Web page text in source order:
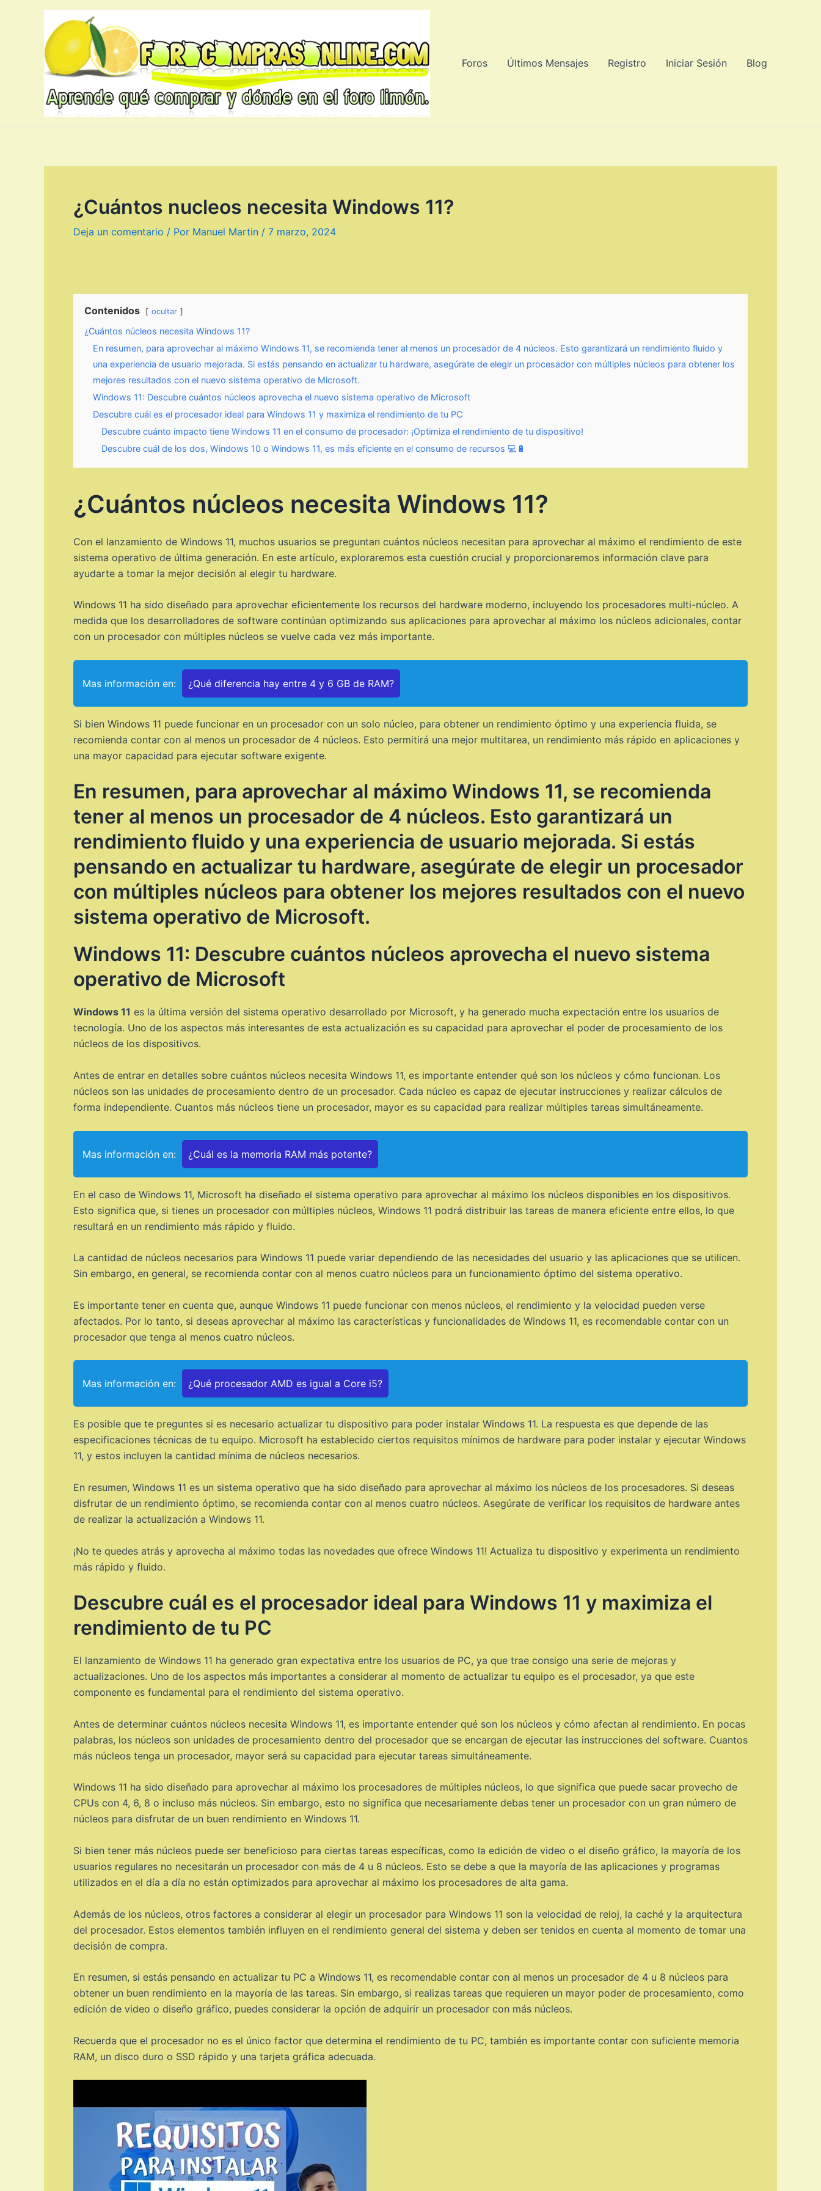
Foros
Últimos Mensajes Registro Iniciar Sesión Blog
¿Cuántos nucleos necesita Windows 11?
Deja un comentario / Por Manuel Martin / 7 marzo, 2024
Contenidos ocultar
¿Cuántos núcleos necesita Windows 11?
En resumen, para aprovechar al máximo Windows 11, se recomienda tener al menos un procesador de 4 núcleos. Esto garantizará un rendimiento fluido y
una experiencia de usuario mejorada. Si estás pensando en actualizar tu hardware, asegúrate de elegir un procesador con múltiples núcleos para obtener los
mejores resultados con el nuevo sistema operativo de Microsoft.
Windows 11: Descubre cuántos núcleos aprovecha el nuevo sistema operativo de Microsoft
Descubre cuál es el procesador ideal para Windows 11 y maximiza el rendimiento de tu PC
Descubre cuánto impacto tiene Windows 11 en el consumo de procesador: ¡Optimiza el rendimiento de tu dispositivo!
Descubre cuál de los dos, Windows 10 o Windows 11, es más eficiente en el consumo de recursos 💻🔋
¿Cuántos núcleos necesita Windows 11?
Con el lanzamiento de Windows 11, muchos usuarios se preguntan cuántos núcleos necesitan para aprovechar al máximo el rendimiento de este
sistema operativo de última generación. En este artículo, exploraremos esta cuestión crucial y proporcionaremos información clave para
ayudarte a tomar la mejor decisión al elegir tu hardware.
Windows 11 ha sido diseñado para aprovechar eficientemente los recursos del hardware moderno, incluyendo los procesadores multi-núcleo. A
medida que los desarrolladores de software continúan optimizando sus aplicaciones para aprovechar al máximo los núcleos adicionales, contar
con un procesador con múltiples núcleos se vuelve cada vez más importante.
Mas información en: ¿Qué diferencia hay entre 4 y 6 GB de RAM?
Si bien Windows 11 puede funcionar en un procesador con un solo núcleo, para obtener un rendimiento óptimo y una experiencia fluida, se
recomienda contar con al menos un procesador de 4 núcleos. Esto permitirá una mejor multitarea, un rendimiento más rápido en aplicaciones y
una mayor capacidad para ejecutar software exigente.
En resumen, para aprovechar al máximo Windows 11, se recomienda
tener al menos un procesador de 4 núcleos. Esto garantizará un
rendimiento fluido y una experiencia de usuario mejorada. Si estás
pensando en actualizar tu hardware, asegúrate de elegir un procesador
con múltiples núcleos para obtener los mejores resultados con el nuevo
sistema operativo de Microsoft.
Windows 11: Descubre cuántos núcleos aprovecha el nuevo sistema
operativo de Microsoft
Windows 11 es la última versión del sistema operativo desarrollado por Microsoft, y ha generado mucha expectación entre los usuarios de
tecnología. Uno de los aspectos más interesantes de esta actualización es su capacidad para aprovechar el poder de procesamiento de los
núcleos de los dispositivos.
Antes de entrar en detalles sobre cuántos núcleos necesita Windows 11, es importante entender qué son los núcleos y cómo funcionan. Los
núcleos son las unidades de procesamiento dentro de un procesador. Cada núcleo es capaz de ejecutar instrucciones y realizar cálculos de
forma independiente. Cuantos más núcleos tiene un procesador, mayor es su capacidad para realizar múltiples tareas simultáneamente.
Mas información en: ¿Cuál es la memoria RAM más potente?
En el caso de Windows 11, Microsoft ha diseñado el sistema operativo para aprovechar al máximo los núcleos disponibles en los dispositivos.
Esto significa que, si tienes un procesador con múltiples núcleos, Windows 11 podrá distribuir las tareas de manera eficiente entre ellos, lo que
resultará en un rendimiento más rápido y fluido.
La cantidad de núcleos necesarios para Windows 11 puede variar dependiendo de las necesidades del usuario y las aplicaciones que se utilicen.
Sin embargo, en general, se recomienda contar con al menos cuatro núcleos para un funcionamiento óptimo del sistema operativo.
Es importante tener en cuenta que, aunque Windows 11 puede funcionar con menos núcleos, el rendimiento y la velocidad pueden verse
afectados. Por lo tanto, si deseas aprovechar al máximo las características y funcionalidades de Windows 11, es recomendable contar con un
procesador que tenga al menos cuatro núcleos.
Mas información en: ¿Qué procesador AMD es igual a Core i5?
Es posible que te preguntes si es necesario actualizar tu dispositivo para poder instalar Windows 11. La respuesta es que depende de las
especificaciones técnicas de tu equipo. Microsoft ha establecido ciertos requisitos mínimos de hardware para poder instalar y ejecutar Windows
11, y estos incluyen la cantidad mínima de núcleos necesarios.
En resumen, Windows 11 es un sistema operativo que ha sido diseñado para aprovechar al máximo los núcleos de los procesadores. Si deseas
disfrutar de un rendimiento óptimo, se recomienda contar con al menos cuatro núcleos. Asegúrate de verificar los requisitos de hardware antes
de realizar la actualización a Windows 11.
¡No te quedes atrás y aprovecha al máximo todas las novedades que ofrece Windows 11! Actualiza tu dispositivo y experimenta un rendimiento
más rápido y fluido.
Descubre cuál es el procesador ideal para Windows 11 y maximiza el
rendimiento de tu PC
El lanzamiento de Windows 11 ha generado gran expectativa entre los usuarios de PC, ya que trae consigo una serie de mejoras y
actualizaciones. Uno de los aspectos más importantes a considerar al momento de actualizar tu equipo es el procesador, ya que este
componente es fundamental para el rendimiento del sistema operativo.
Antes de determinar cuántos núcleos necesita Windows 11, es importante entender qué son los núcleos y cómo afectan al rendimiento. En pocas
palabras, los núcleos son unidades de procesamiento dentro del procesador que se encargan de ejecutar las instrucciones del software. Cuantos
más núcleos tenga un procesador, mayor será su capacidad para ejecutar tareas simultáneamente.
Windows 11 ha sido diseñado para aprovechar al máximo los procesadores de múltiples núcleos, lo que significa que puede sacar provecho de
CPUs con 4, 6, 8 o incluso más núcleos. Sin embargo, esto no significa que necesariamente debas tener un procesador con un gran número de
núcleos para disfrutar de un buen rendimiento en Windows 11.
Si bien tener más núcleos puede ser beneficioso para ciertas tareas específicas, como la edición de video o el diseño gráfico, la mayoría de los
usuarios regulares no necesitarán un procesador con más de 4 u 8 núcleos. Esto se debe a que la mayoría de las aplicaciones y programas
utilizados en el día a día no están optimizados para aprovechar al máximo los procesadores de alta gama.
Además de los núcleos, otros factores a considerar al elegir un procesador para Windows 11 son la velocidad de reloj, la caché y la arquitectura
del procesador. Estos elementos también influyen en el rendimiento general del sistema y deben ser tenidos en cuenta al momento de tomar una
decisión de compra.
En resumen, si estás pensando en actualizar tu PC a Windows 11, es recomendable contar con al menos un procesador de 4 u 8 núcleos para
obtener un buen rendimiento en la mayoría de las tareas. Sin embargo, si realizas tareas que requieren un mayor poder de procesamiento, como
edición de video o diseño gráfico, puedes considerar la opción de adquirir un procesador con más núcleos.
Recuerda que el procesador no es el único factor que determina el rendimiento de tu PC, también es importante contar con suficiente memoria
RAM, un disco duro o SSD rápido y una tarjeta gráfica adecuada.